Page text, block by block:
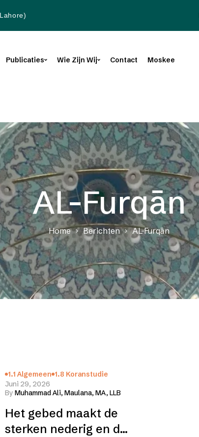
Publicaties Wie Zijn Wij Contact Moskee
AL-Furqān
Home Berichten AL-Furqān
1.1 Algemeen 1.8 Koranstudie
Juni 29, 2026
By Muhammad Ali, Maulana, MA, LLB
Het gebed maakt de
sterken nederig en de